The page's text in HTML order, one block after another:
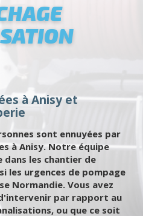
à Anisy et
sont ennuyées par
à Anisy. Notre équipe
les chantier de
les urgences de pompage
Normandie. Vous avez
par rapport au
ou que ce soit